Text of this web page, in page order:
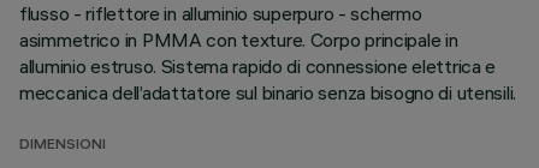
flusso - riflettore in alluminio superpuro - schermo
asimmetrico in PMMA con texture. Corpo principale in
alluminio estruso. Sistema rapido di connessione elettrica e
meccanica dell’adattatore sul binario senza bisogno di utensili.
DIMENSIONI